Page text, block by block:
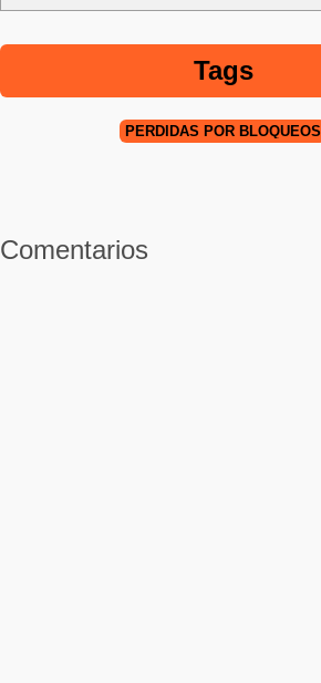
Tags
PÉRDIDAS POR BLOQUEOS
Comentarios